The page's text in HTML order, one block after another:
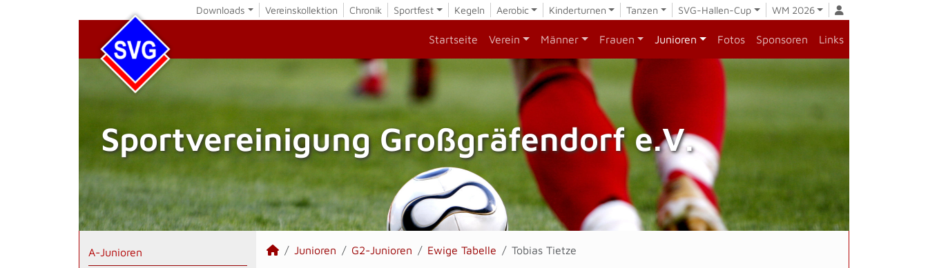
Downloads Vereinskollektion Chronik Sportfest Kegeln Aerobic Kinderturnen Tanzen SVG-Hallen-Cup WM 2026
Startseite Verein Männer Frauen Junioren Fotos Sponsoren Links
Sportvereinigung Großgräfendorf e.V.
A-Junioren Junioren G2-Junioren Ewige Tabelle Tobias Tietze